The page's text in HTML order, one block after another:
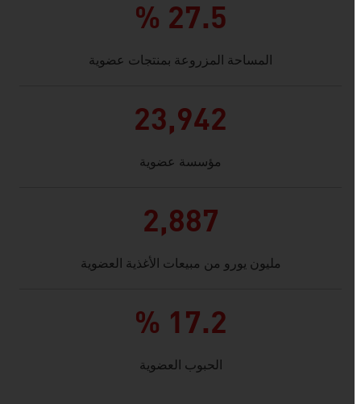
27.5 %
المساحة المزروعة بمنتجات عضوية
23,942
مؤسسة عضوية
2,887
مليون يورو من مبيعات الأغذية العضوية
17.2 %
الحبوب العضوية